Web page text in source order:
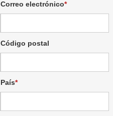
Correo electrónico
Código postal
País